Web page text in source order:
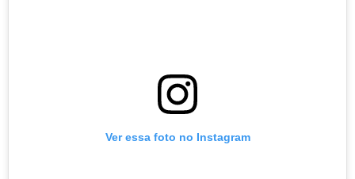
Ver essa foto no Instagram